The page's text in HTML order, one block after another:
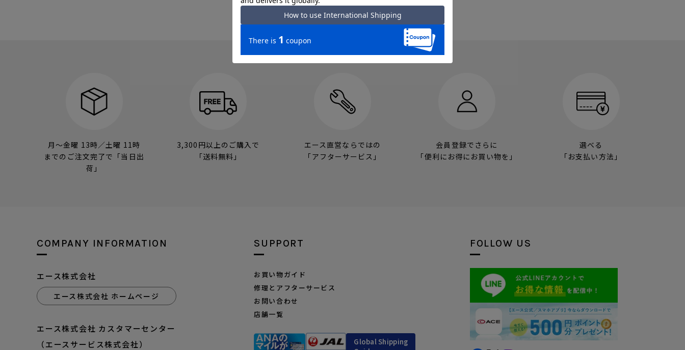
スマートフォン PC
月～金曜 13時／土曜 11時
までのご注文完了で「当日出
荷」
3,300円以上のご購入で
「送料無料」
エース直営ならではの
「アフターサービス」
会員登録でさらに
「便利にお得にお買い物を」
選べる
「お支払い方法」
COMPANY INFORMATION
エース株式会社
エース株式会社 ホームページ
エース株式会社 カスタマーセンター
（エースサービス株式会社）
SUPPORT
お買い物ガイド
修理とアフターサービス
お問い合わせ
店舗一覧
Global Shipping
FOLLOW US